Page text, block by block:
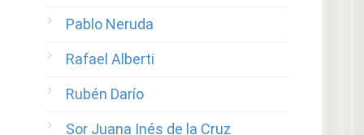
Pablo Neruda
Rafael Alberti
Rubén Darío
Sor Juana Inés de la Cruz